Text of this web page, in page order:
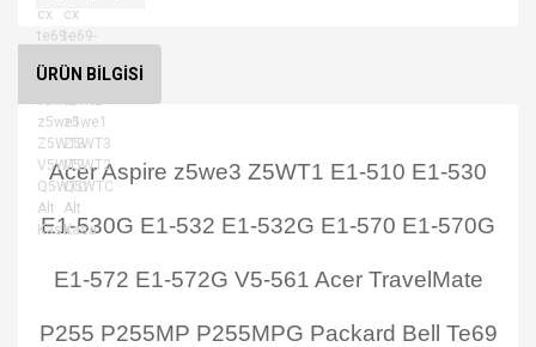
ÜRÜN BİLGİSİ
Acer Aspire z5we3 Z5WT1 E1-510 E1-530
E1-530G E1-532 E1-532G E1-570 E1-570G
E1-572 E1-572G V5-561 Acer TravelMate
P255 P255MP P255MPG Packard Bell Te69